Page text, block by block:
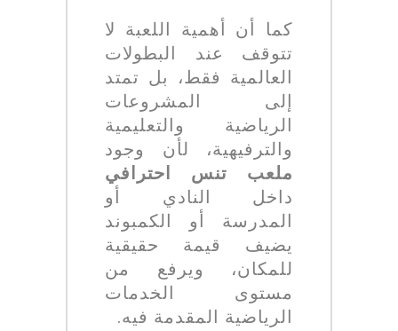
كما أن أهمية اللعبة لا
تتوقف عند البطولات
العالمية فقط، بل تمتد
إلى المشروعات
الرياضية والتعليمية
والترفيهية، لأن وجود
ملعب تنس احترافي
داخل النادي أو
المدرسة أو الكمبوند
يضيف قيمة حقيقية
للمكان، ويرفع من
مستوى الخدمات
الرياضية المقدمة فيه.